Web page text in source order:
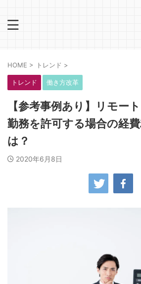
HOME > トレンド >
トレンド 働き方改革
【参考事例あり】リモー
勤務を許可する場合の経
は？
2020年6月8日